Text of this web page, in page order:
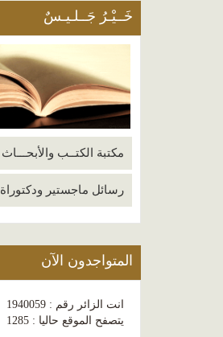
خَــيْـرُ جَــلـيـسٌ
مكتبة الكتــب والأبحـــاث
رسائل ماجستير ودكتوراة
المتواجدون الآن
انت الزائر رقم : 1940059
يتصفح الموقع حاليا : 1285